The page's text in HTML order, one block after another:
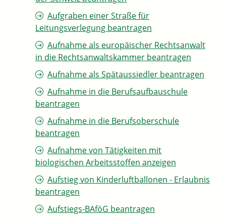
Aufgraben einer Straße für
Leitungsverlegung beantragen
Aufnahme als europäischer Rechtsanwalt
in die Rechtsanwaltskammer beantragen
Aufnahme als Spätaussiedler beantragen
Aufnahme in die Berufsaufbauschule
beantragen
Aufnahme in die Berufsoberschule
beantragen
Aufnahme von Tätigkeiten mit
biologischen Arbeitsstoffen anzeigen
Aufstieg von Kinderluftballonen - Erlaubnis
beantragen
Aufstiegs-BAföG beantragen